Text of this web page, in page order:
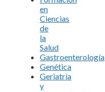
en
Ciencias
de
la
Salud
Gastroenterología
Genética
Geriatría
y